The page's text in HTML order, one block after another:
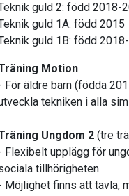
guld 2: född 2018-
guld 1A: född 2015
guld 1B: född
Motion
För äldre barn (födda
tekniken i alla
Ungdom 2 (tre
Flexibelt upplägg för
tillhörigheten.
Möjlighet finns att tävla,